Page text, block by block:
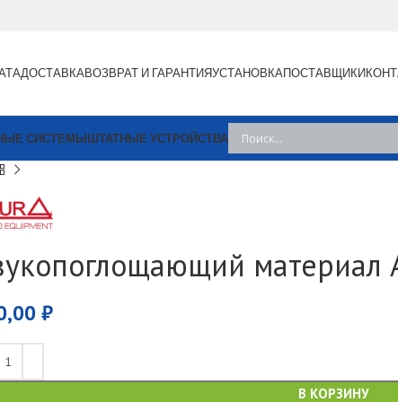
ДОСТАВКАВОЗВРАТ И ГАРАНТИЯУСТАНОВКАПОСТАВЩИКИ
СИСТЕМЫШТАТНЫЕ УСТРОЙСТВА
материал
₽
В КОРЗИНУ